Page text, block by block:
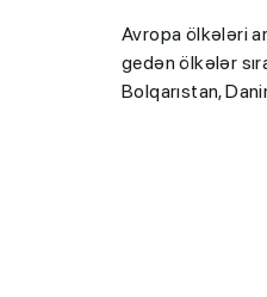
Avropa ölkələri
gedən ölkələr
Bolqarıstan,